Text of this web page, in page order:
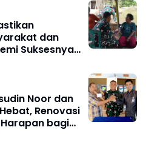
dan
Suksesnya
Noor dan
Renovasi
bagi